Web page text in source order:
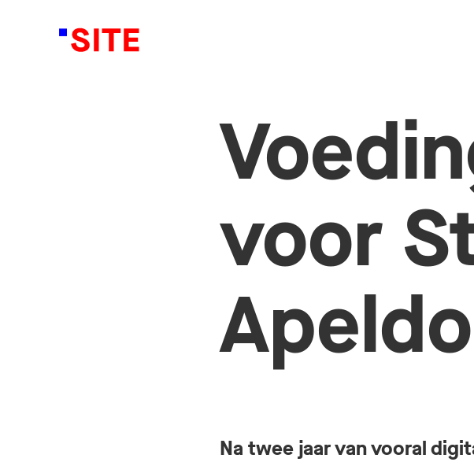
voor
Na twee jaar van vooral